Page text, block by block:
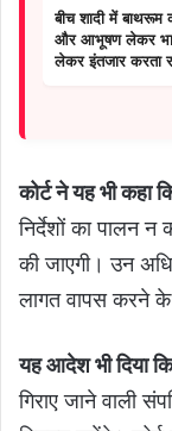
बीच शादी में बाथरूम
और आभूषण लेकर
लेकर इंतजार करता
कोर्ट ने यह भी कहा
निर्देशों का पालन
की जाएगी। उन
लागत वापस करने के
यह आदेश भी दिया
गिराए जाने वाली